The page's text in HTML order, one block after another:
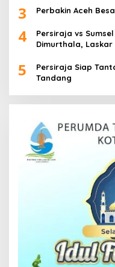
3 Perbakin Aceh
4
Persiraja vs
Dimurthala, Laskar
5
Persiraja Siap
Tandang